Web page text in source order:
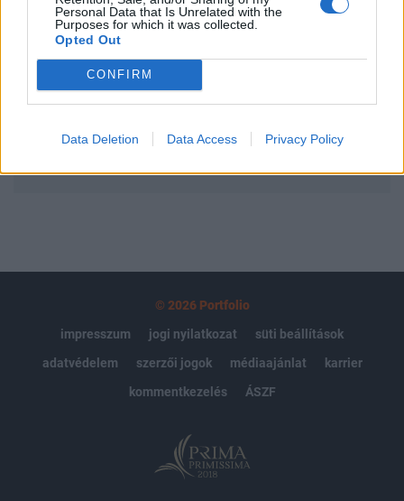
Personal Data that Is Unrelated with the
Purposes for which it was collected.
Opted Out
CONFIRM
Data Deletion Data Access Privacy Policy
Portfolio.hu teljes cikkarchívum
Kötéslisták: BÉT elmúlt 2 év napon belüli
© 2026 Portfolio
impresszum
jogi nyilatkozat
süti beállítások
adatvédelem
szerzői jogok médiaajánlat
karrier
kommentkezelés
ÁSZF